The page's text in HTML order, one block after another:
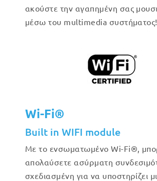
ακούστε την αγαπημένη σας
μέσω του multimedia συστήματος!
Wi-Fi®
Built in WIFI module
Με το ενσωματωμένο Wi-Fi®,
απολαύσετε ασύρματη
σχεδιασμένη για να υποστηρίζει